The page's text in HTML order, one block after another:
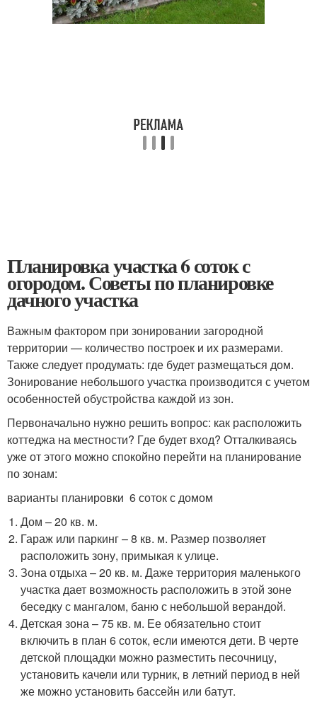
Планировка участка 6 соток с
огородом. Советы по планировке
дачного участка
Важным фактором при зонировании загородной
территории — количество построек и их размерами.
Также следует продумать: где будет размещаться дом.
Зонирование небольшого участка производится с учетом
особенностей обустройства каждой из зон.
Первоначально нужно решить вопрос: как расположить
коттеджа на местности? Где будет вход? Отталкиваясь
уже от этого можно спокойно перейти на планирование
по зонам:
варианты планировки 6 соток с домом
Дом – 20 кв. м.
Гараж или паркинг – 8 кв. м. Размер позволяет
расположить зону, примыкая к улице.
Зона отдыха – 20 кв. м. Даже территория маленького
участка дает возможность расположить в этой зоне
беседку с мангалом, баню с небольшой верандой.
Детская зона – 75 кв. м. Ее обязательно стоит
включить в план 6 соток, если имеются дети. В черте
детской площадки можно разместить песочницу,
установить качели или турник, в летний период в ней
же можно установить бассейн или батут.